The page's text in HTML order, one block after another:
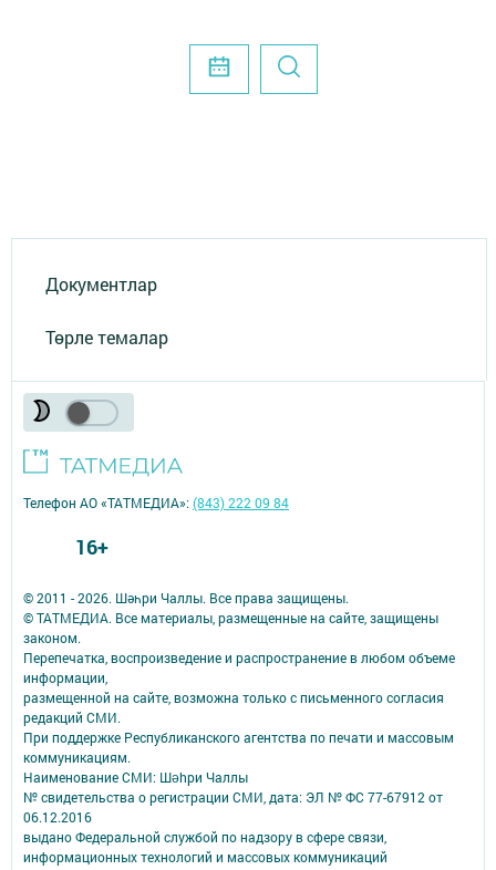
Документлар
Төрле темалар
© 2011 - 2026. Шәһри Чаллы. Все права защищены.
© ТАТМЕДИА. Все материалы, размещенные на сайте, защищены
законом.
Перепечатка, воспроизведение и распространение в любом объеме
информации,
размещенной на сайте, возможна только с письменного согласия
редакций СМИ.
При поддержке Республиканского агентства по печати и массовым
коммуникациям.
Наименование СМИ: Шəhри Чаллы
№ свидетельства о регистрации СМИ, дата: ЭЛ № ФС 77-67912 от
06.12.2016
выдано Федеральной службой по надзору в сфере связи,
информационных технологий и массовых коммуникаций
Телефон АО «ТАТМЕДИА»:(843) 222 09 84
16+